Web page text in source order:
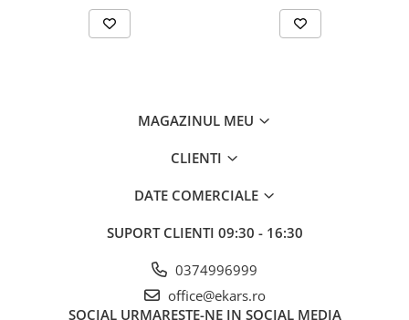
MAGAZINUL MEU
CLIENTI
DATE COMERCIALE
SUPORT CLIENTI 09:30 - 16:30
0374996999
office@ekars.ro
SOCIAL URMARESTE-NE IN SOCIAL MEDIA